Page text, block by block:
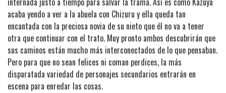
acaba yendo a ver a la abuela con Chizuru y ella queda tan
encantada con la preciosa novia de su nieto que él no va a tener
otra que continuar con el trato. Muy pronto ambos descubrirán que
sus caminos están mucho más interconectados de lo que pensaban.
Pero para que no sean felices ni coman perdices, la más
disparatada variedad de personajes secundarios entrarán en
escena para enredar las cosas.